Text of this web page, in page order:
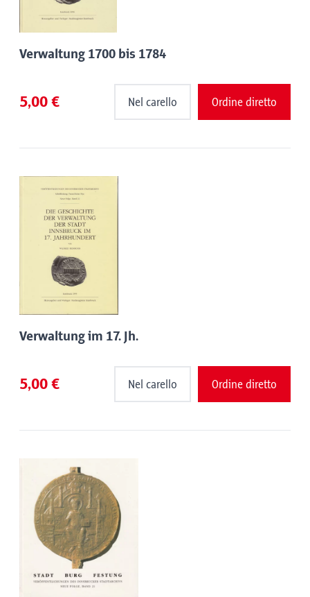
Verwaltung 1700 bis 1784
5,00 € Nel carello Ordine diretto
Verwaltung im 17. Jh.
5,00 € Nel carello Ordine diretto